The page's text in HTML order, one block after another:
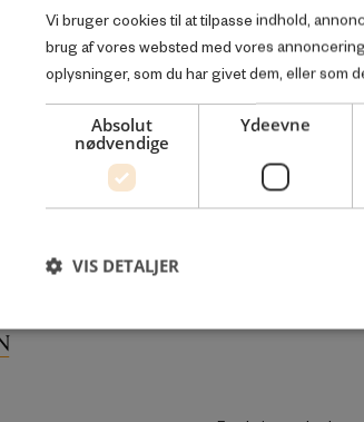
Vi bruger cookies til at tilpasse indhold,
brug af vores websted med vores
oplysninger, som du har givet dem, eller som
Absolut
nødvendige
Ydeevne
VIS DETALJER